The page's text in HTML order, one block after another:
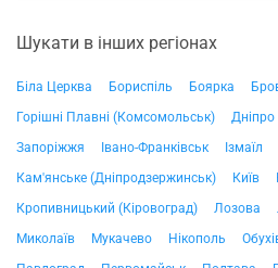
Шукати в інших регіонах
Біла Церква Бориспіль Боярка
Горішні Плавні (Комсомольськ)
Дніпро
Запоріжжя
Івано-Франківськ Ізмаїл
Кам'янське (Дніпродзержинськ)
Київ
Кропивницький (Кіровоград)
Лозова
Миколаїв
Мукачево Нікополь